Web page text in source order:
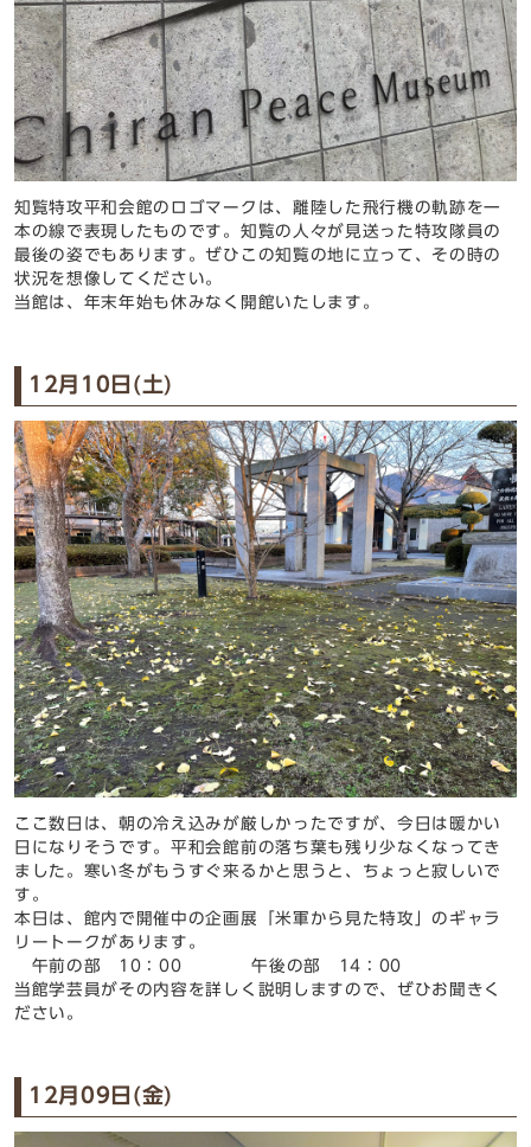
知覧特攻平和会館のロゴマークは、離陸した飛行機の軌跡を一
本の線で表現したものです。知覧の人々が見送った特攻隊員の
最後の姿でもあります。ぜひこの知覧の地に立って、その時の
状況を想像してください。
当館は、年末年始も休みなく開館いたします。
12月10日(土)
ここ数日は、朝の冷え込みが厳しかったですが、今日は暖かい
日になりそうです。平和会館前の落ち葉も残り少なくなってき
ました。寒い冬がもうすぐ来るかと思うと、ちょっと寂しいで
す。
本日は、館内で開催中の企画展「米軍から見た特攻」のギャラ
リートークがあります。
午前の部 10：00 午後の部 14：00
当館学芸員がその内容を詳しく説明しますので、ぜひお聞きく
ださい。
12月09日(金)